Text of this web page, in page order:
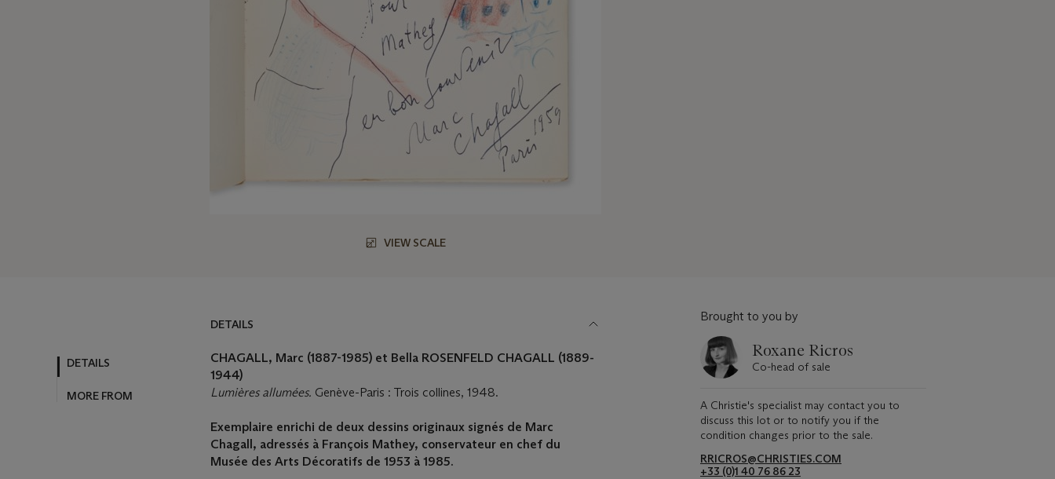
VIEW SCALE
DETAILS
MORE FROM
DETAILS
CHAGALL, Marc (1887-1985) et Bella ROSENFELD CHAGALL (1889-
1944)
Lumières allumées. Genève-Paris : Trois collines, 1948.
Exemplaire enrichi de deux dessins originaux signés de Marc
Chagall, adressés à François Mathey, conservateur en chef du
Musée des Arts Décoratifs de 1953 à 1985.
Brought to you by
Roxane Ricros
Co-head of sale
A Christie's specialist may contact you to
discuss this lot or to notify you if the
condition changes prior to the sale.
RRICROS@CHRISTIES.COM
+33 (0)1 40 76 86 23